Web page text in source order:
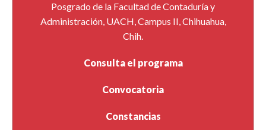
Posgrado de la Facultad de Contaduría y
Administración, UACH, Campus II, Chihuahua,
Chih.
Consulta el programa
Convocatoria
Constancias